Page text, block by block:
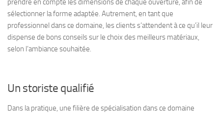
prendre en compte les dimensions de chaque ouverture, afin de
sélectionner la forme adaptée. Autrement, en tant que
professionnel dans ce domaine, les clients s’attendent à ce qu’il leur
dispense de bons conseils sur le choix des meilleurs matériaux,
selon l’ambiance souhaitée.
Un storiste qualifié
Dans la pratique, une filière de spécialisation dans ce domaine